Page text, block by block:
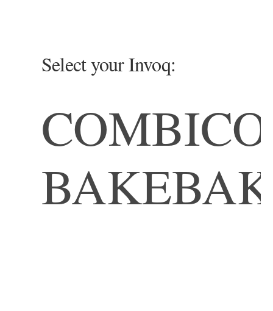
Select your Invoq:
COMBI
BAKE